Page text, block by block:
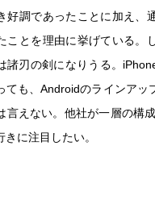
好調であったことに加え、
ことを理由に挙げている。
諸刃の剣になりうる。
ても、Androidのラインアッ
言えない。他社が一層の構
に注目したい。